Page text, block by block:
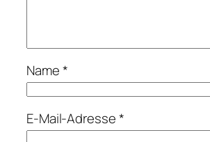
Name*
E-Mail-Adresse*